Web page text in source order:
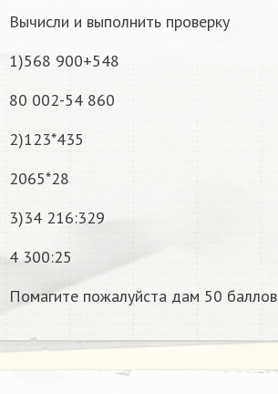
Вычисли и выполнить проверку
1)568 900+548
80 002-54 860
2)123*435
2065*28
3)34 216:329
4 300:25
Помагите пожалуйста дам 50 баллов